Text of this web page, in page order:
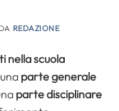
DA REDAZIONE
nella scuola
parte generale
parte disciplinare